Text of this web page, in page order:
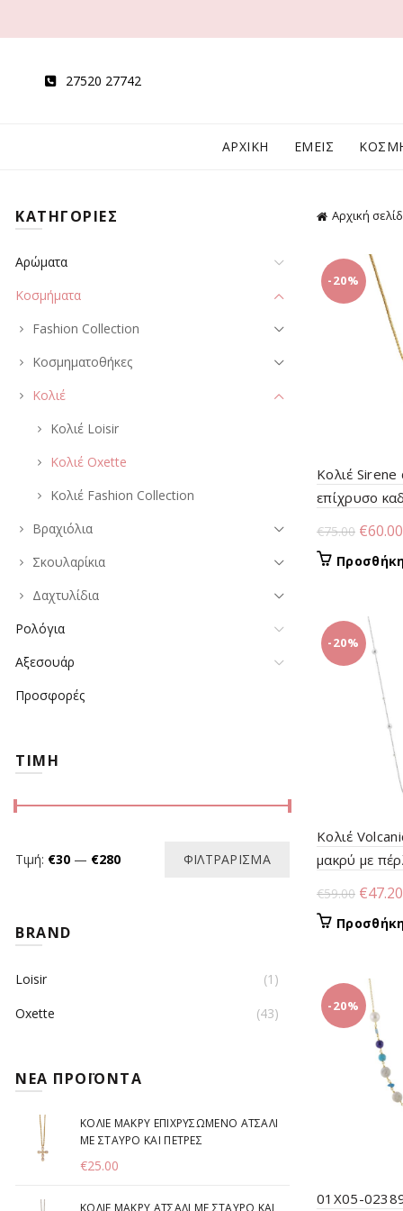
27520 27742
ΑΡΧΙΚΗ ΕΜΕΙΣ
Αρχική
-20%
Κολιέ Sirene
επίχρυσο
€75.00 Original
price
was:
€60.00
-20%
Κολιέ
μακρύ με
€59.00 Original
price
was:
€47.20
-20%
01X05-
ΚΑΤΗΓΟΡΙΕΣ
Αρώματα
Κοσμήματα
Fashion Collection
Κοσμηματοθήκες
Κολιέ
Κολιέ Loisir
Κολιέ Oxette
Κολιέ Fashion Collection
Βραχιόλια
Σκουλαρίκια
Δαχτυλίδια
Ρολόγια
Αξεσουάρ
Προσφορές
ΤΙΜΗ
Ελάχιστη
Μέγιστη
ΦΙΛΤΡΆΡΙΣΜΑ
Τιμή: €30 — €280
BRAND
Loisir
(1)
Oxette
(43)
ΝΕΑ ΠΡΟΪΟΝΤΑ
ΚΟΛΙΕ ΜΑΚΡΥ ΕΠΙΧΡΥΣΩΜΕΝΟ ΑΤΣΑΛΙ
ΜΕ ΣΤΑΥΡΟ ΚΑΙ ΠΕΤΡΕΣ
€25.00
ΚΟΛΙΕ ΜΑΚΡΥ ΑΤΣΑΛΙ ΜΕ ΣΤΑΥΡΟ ΚΑΙ